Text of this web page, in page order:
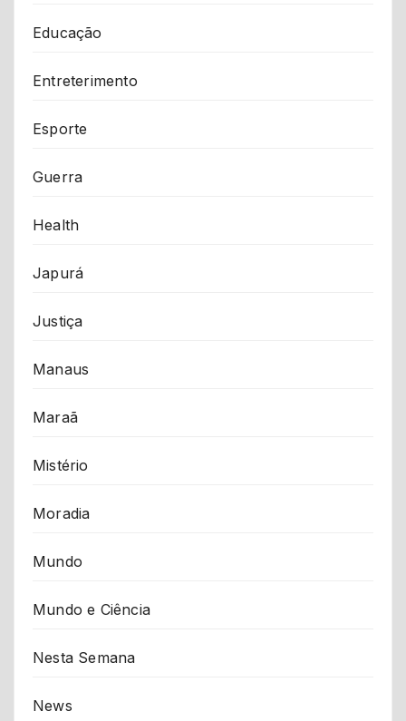
Educação
Entreterimento
Esporte
Guerra
Health
Japurá
Justiça
Manaus
Maraã
Mistério
Moradia
Mundo
Mundo e Ciência
Nesta Semana
News